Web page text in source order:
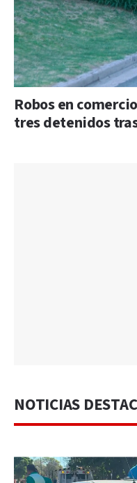
Robos en
tres detenidos
NOTICIAS